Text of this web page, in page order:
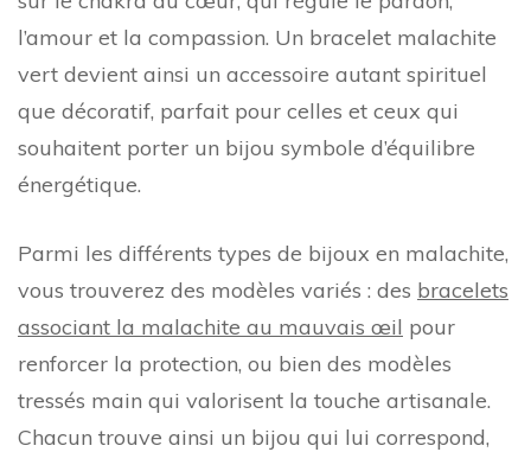
l’amour et la compassion. Un bracelet malachite
vert devient ainsi un accessoire autant spirituel
que décoratif, parfait pour celles et ceux qui
souhaitent porter un bijou symbole d’équilibre
énergétique.
Parmi les différents types de bijoux en malachite,
vous trouverez des modèles variés : des bracelets
associant la malachite au mauvais œil pour
renforcer la protection, ou bien des modèles
tressés main qui valorisent la touche artisanale.
Chacun trouve ainsi un bijou qui lui correspond,